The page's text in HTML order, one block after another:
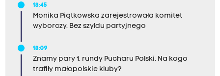
18:45
Monika Piątkowska zarejestrowała komitet
wyborczy. Bez szyldu partyjnego
18:09
Znamy pary 1. rundy Pucharu Polski. Na kogo
trafiły małopolskie kluby?